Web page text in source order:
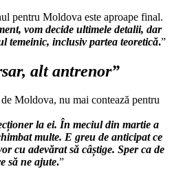
pentru Moldova este aproape final.
vom decide ultimele detalii, dar
temeinic, inclusiv partea teoretică.”
alt antrenor”
Moldova, nu mai contează pentru
la ei. În meciul din martie a
multe. E greu de anticipat ce
cu adevărat să câștige. Sper ca de
să ne ajute.”